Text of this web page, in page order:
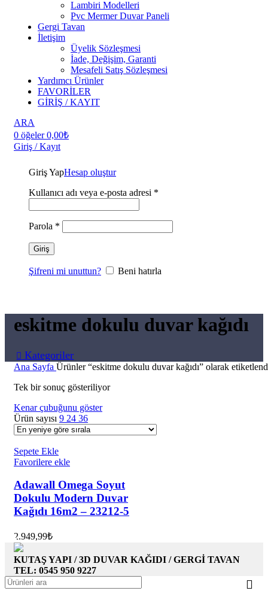
Lambiri Modelleri
Pvc Mermer Duvar Paneli
Gergi Tavan
İletişim
Üyelik Sözleşmesi
İade, Değişim, Garanti
Mesafeli Satış Sözleşmesi
Yardımcı Ürünler
FAVORİLER
GİRİŞ / KAYIT
ARA
0 öğeler 0,00₺
Giriş / Kayıt
Giriş YapHesap oluştur
Kullanıcı adı veya e-posta adresi *
Parola *
Giriş
Şifreni mi unuttun? Beni hatırla
eskitme dokulu duvar kağıdı
Kategoriler
Ana Sayfa Ürünler “eskitme dokulu duvar kağıdı” olarak
Tek bir sonuç gösteriliyor
Kenar çubuğunu göster
Ürün sayısı 9 24 36
Sepete Ekle
Favorilere ekle
Adawall Omega Soyut
Dokulu Modern Duvar
Kağıdı 16m2 – 23212-5
2.949,99₺
KUTAŞ YAPI / 3D DUVAR KAĞIDI / GERGİ TAVAN
TEL: 0545 950 9227